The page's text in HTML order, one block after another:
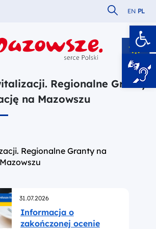
Szukaj w
EN PL
dla Mazowsza
Regionalne Granty
na Mazowszu
głównej portalu
Regionalne Granty na
Opublikowano
31.07.2026
Informacja o
zakończonej ocenie